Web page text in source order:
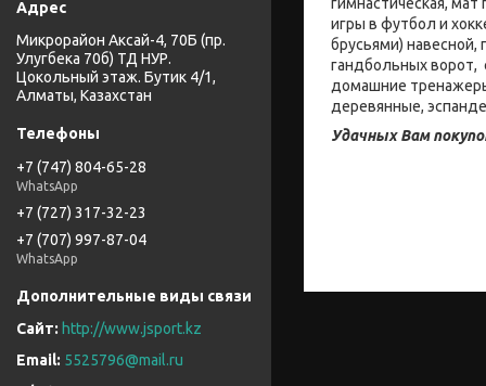
игры в футбол и
брусьями) навесной,
гандбольных ворот,
домашние
деревянные,
Удачных Вам
Микрорайон Аксай-4, 70Б (пр.
Улугбека 70б) ТД НУР.
Цокольный этаж. Бутик 4/1,
Алматы, Казахстан
+7 (747) 804-65-28
WhatsApp
+7 (727) 317-32-23
+7 (707) 997-87-04
WhatsApp
http://www.jsport.kz
5525796@mail.ru